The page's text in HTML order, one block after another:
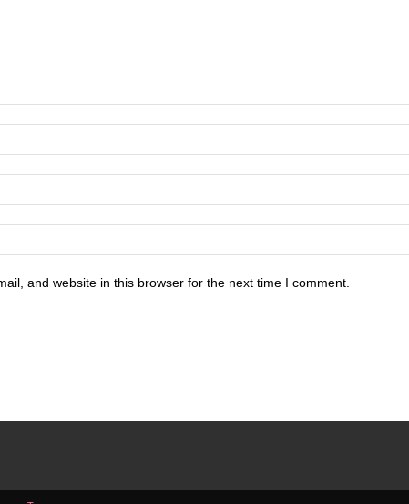
and website in this browser for the next time I comment.